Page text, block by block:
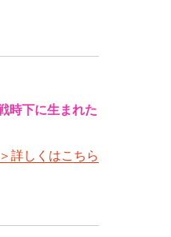
時下に生まれた
＞詳しくはこちら